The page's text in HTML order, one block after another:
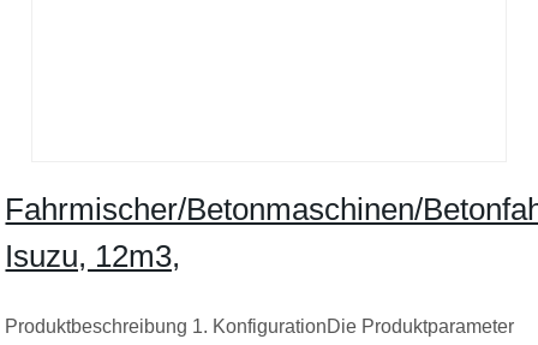
Fahrmischer/Betonmaschinen/
Isuzu, 12m3,
Produktbeschreibung 1. KonfigurationDie Produktparameter